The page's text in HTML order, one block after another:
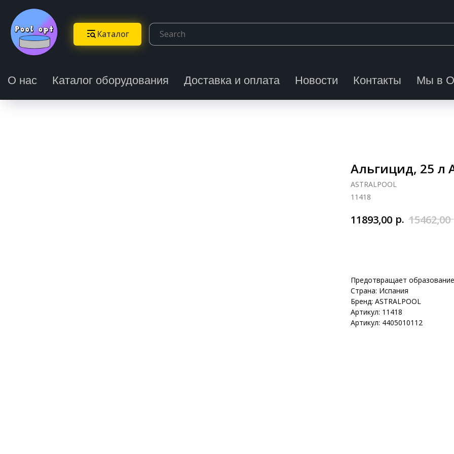
Каталог
О нас Каталог оборудования Доставка и оплата Новости Контакты Мы в
Альгицид, 25 л
ASTRALPOOL
11418
11893,00 р. 15462,00
Предотвращает
Страна: Испания
Бренд: ASTRALPOOL
Артикул: 11418
Артикул: 4405010112